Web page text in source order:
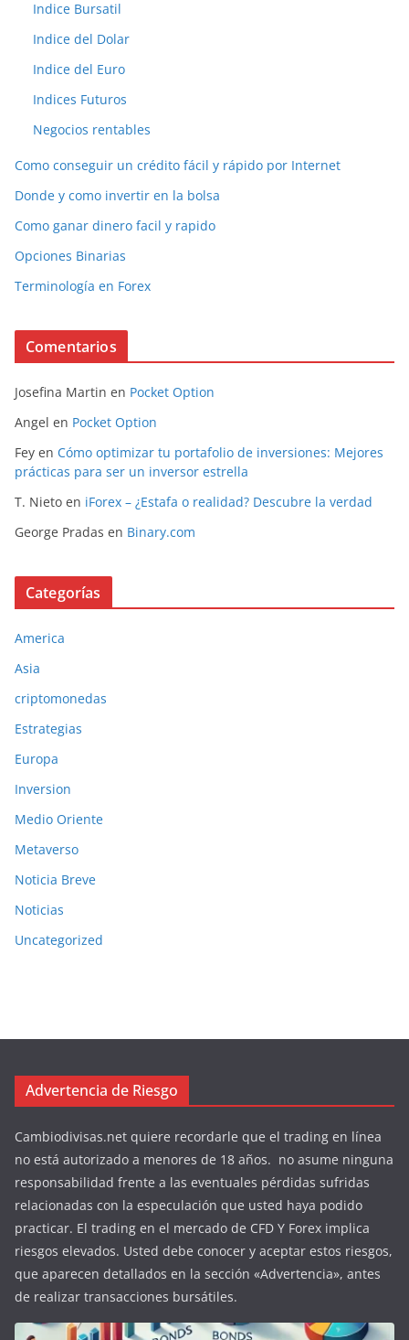
Indice Bursatil
Indice del Dolar
Indice del Euro
Indices Futuros
Negocios rentables
Como conseguir un crédito fácil y rápido por Internet
Donde y como invertir en la bolsa
Como ganar dinero facil y rapido
Opciones Binarias
Terminología en Forex
Comentarios
Josefina Martin en Pocket Option
Angel en Pocket Option
Fey en Cómo optimizar tu portafolio de inversiones: Mejores
prácticas para ser un inversor estrella
T. Nieto en iForex – ¿Estafa o realidad? Descubre la verdad
George Pradas en Binary.com
Categorías
America
Asia
criptomonedas
Estrategias
Europa
Inversion
Medio Oriente
Metaverso
Noticia Breve
Noticias
Uncategorized
Advertencia de Riesgo
Cambiodivisas.net quiere recordarle que el trading en línea
no está autorizado a menores de 18 años. no asume ninguna
responsabilidad frente a las eventuales pérdidas sufridas
relacionadas con la especulación que usted haya podido
practicar. El trading en el mercado de CFD Y Forex implica
riesgos elevados. Usted debe conocer y aceptar estos riesgos,
que aparecen detallados en la sección «Advertencia», antes
de realizar transacciones bursátiles.